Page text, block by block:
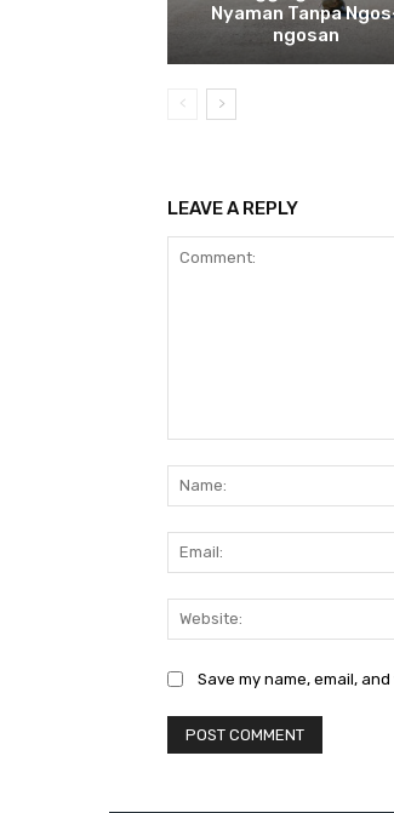
Nyaman Tanpa
ngosan
LEAVE A REPLY
Save my name, email,